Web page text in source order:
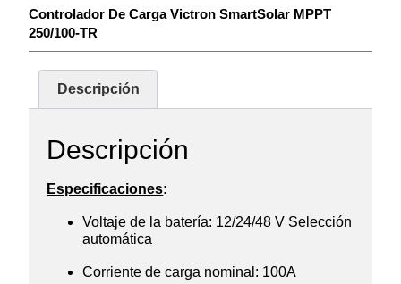
Controlador De Carga Victron SmartSolar MPPT
250/100-TR
Descripción
Descripción
Especificaciones:
Voltaje de la batería: 12/24/48 V Selección
automática
Corriente de carga nominal: 100A